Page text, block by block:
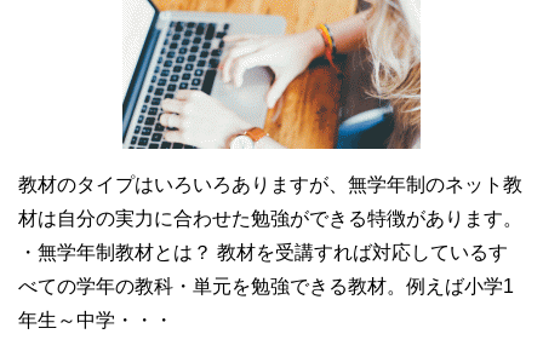
教材のタイプはいろいろありますが、無学年制のネット教
材は自分の実力に合わせた勉強ができる特徴があります。
・無学年制教材とは？ 教材を受講すれば対応しているす
べての学年の教科・単元を勉強できる教材。例えば小学1
年生～中学・・・